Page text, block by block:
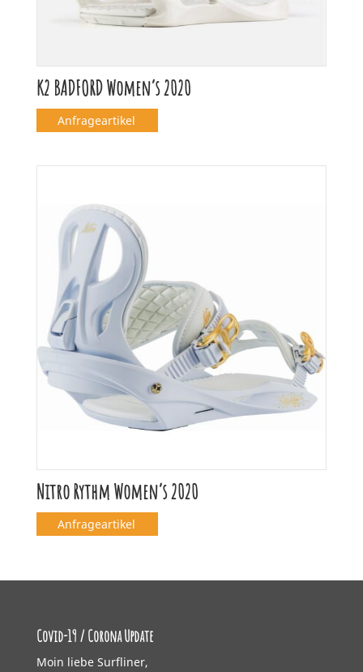
K2 BADFORD Women’s 2020
Anfrageartikel
Nitro Rythm Women’s 2020
Anfrageartikel
Covid-19 / Corona Update
Moin liebe Surfliner,